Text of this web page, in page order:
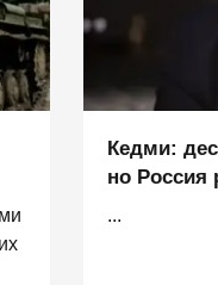
Кедми:
но Россия
...